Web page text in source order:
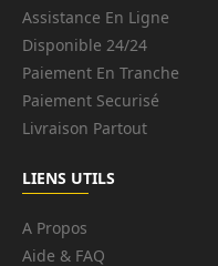
Assistance En Ligne
Disponible 24/24
Paiement En Tranche
Paiement Securisé
Livraison Partout
LIENS UTILS
A Propos
Aide & FAQ